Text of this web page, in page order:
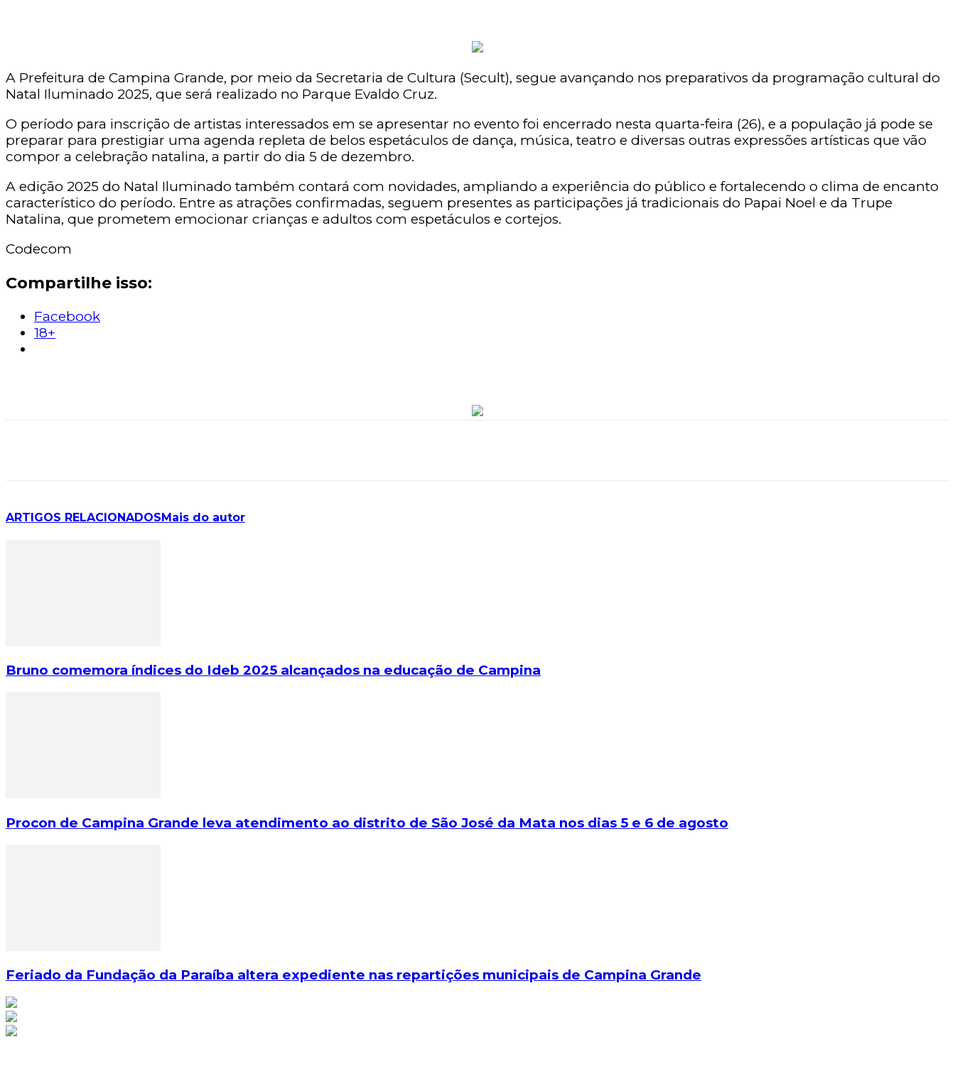
A Prefeitura de Campina Grande, por meio da Secretaria de Cultura (Secult), segue avançando nos preparativos da programação cultural do
Natal Iluminado 2025, que será realizado no Parque Evaldo Cruz.
O período para inscrição de artistas interessados em se apresentar no evento foi encerrado nesta quarta-feira (26), e a população já pode se
preparar para prestigiar uma agenda repleta de belos espetáculos de dança, música, teatro e diversas outras expressões artísticas que vão
compor a celebração natalina, a partir do dia 5 de dezembro.
A edição 2025 do Natal Iluminado também contará com novidades, ampliando a experiência do público e fortalecendo o clima de encanto
característico do período. Entre as atrações confirmadas, seguem presentes as participações já tradicionais do Papai Noel e da Trupe
Natalina, que prometem emocionar crianças e adultos com espetáculos e cortejos.
Codecom
Compartilhe isso:
Facebook
18+
ARTIGOS RELACIONADOS Mais do autor
Bruno comemora índices do Ideb 2025 alcançados na educação de Campina
Procon de Campina Grande leva atendimento ao distrito de São José da Mata nos dias 5 e 6 de agosto
Feriado da Fundação da Paraíba altera expediente nas repartições municipais de Campina Grande